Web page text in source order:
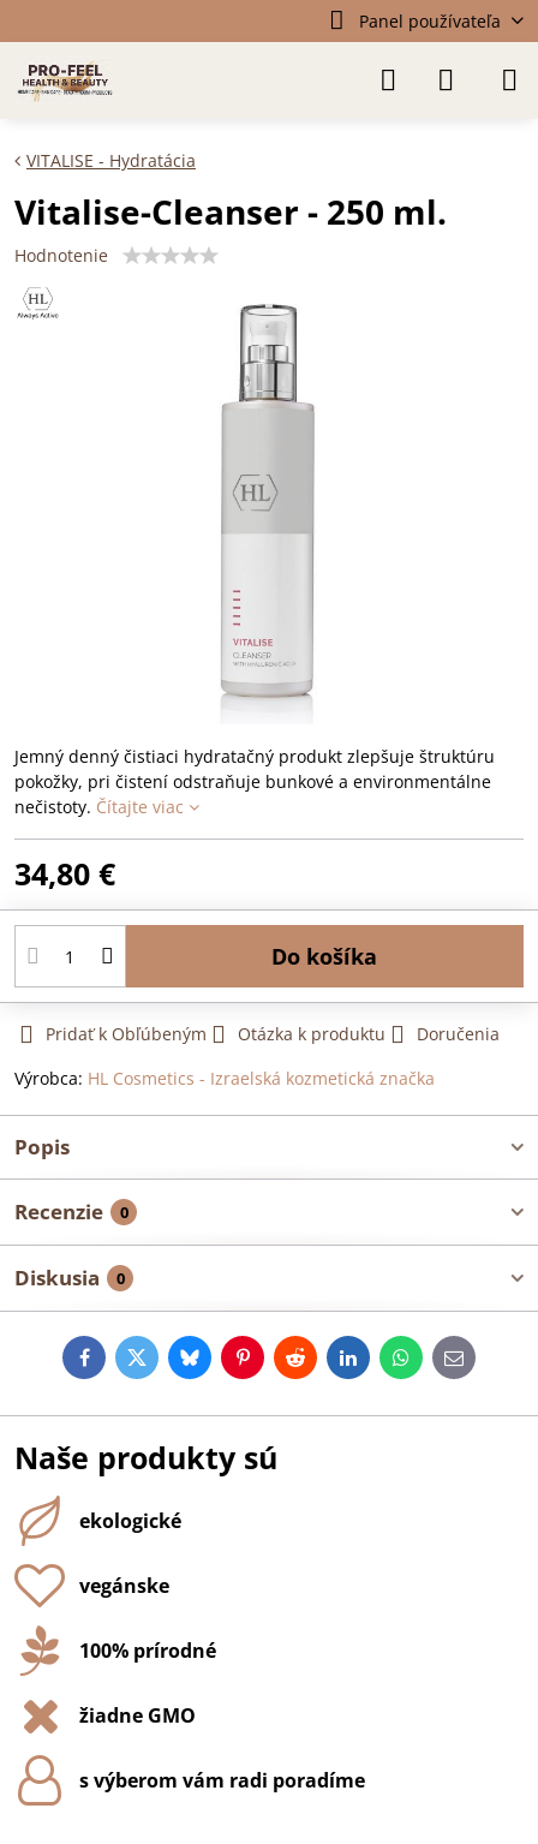
Panel používateľa
VITALISE - Hydratácia
Vitalise-Cleanser - 250 ml.
Hodnotenie
Jemný denný čistiaci hydratačný produkt zlepšuje štruktúru
pokožky, pri čistení odstraňuje bunkové a environmentálne
nečistoty. Čítajte viac
34,80 €
Do košíka
Pridať k Obľúbeným Otázka k produktu
Doručenia
Výrobca: HL Cosmetics - Izraelská kozmetická značka
Popis
Recenzie 0
Diskusia 0
FacebookTwitterBlueskyPinterestRedditLinkedInWhatsApp
E-
mail
Naše produkty sú
ekologické
vegánske
100% prírodné
žiadne GMO
s výberom vám radi poradíme